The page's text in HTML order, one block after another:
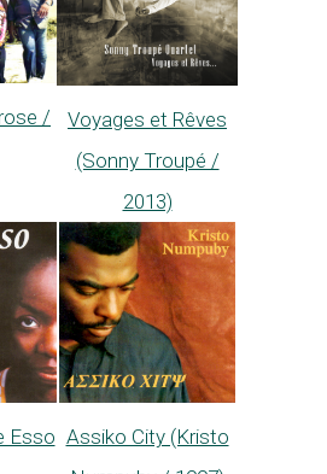
/
Voyages et Rêves
(Sonny Troupé /
2013)
Esso Assiko City (Kristo